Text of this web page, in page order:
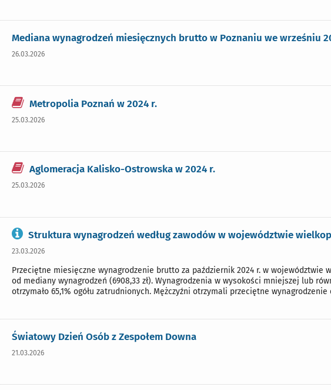
Mediana wynagrodzeń miesięcznych brutto w Poznaniu we wrześniu
26.03.2026
Metropolia Poznań w 2024 r.
25.03.2026
Aglomeracja Kalisko-Ostrowska w 2024 r.
25.03.2026
Struktura wynagrodzeń według zawodów w województwie
23.03.2026
Przeciętne miesięczne wynagrodzenie brutto za październik 2024 r. w województwie
od mediany wynagrodzeń (6908,33 zł). Wynagrodzenia w wysokości mniejszej lub
otrzymało 65,1% ogółu zatrudnionych. Mężczyźni otrzymali przeciętne wynagrodzenie
Światowy Dzień Osób z Zespołem Downa
21.03.2026